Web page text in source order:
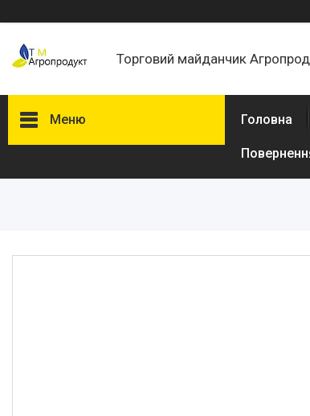
Торговий майданчик
Меню Головна